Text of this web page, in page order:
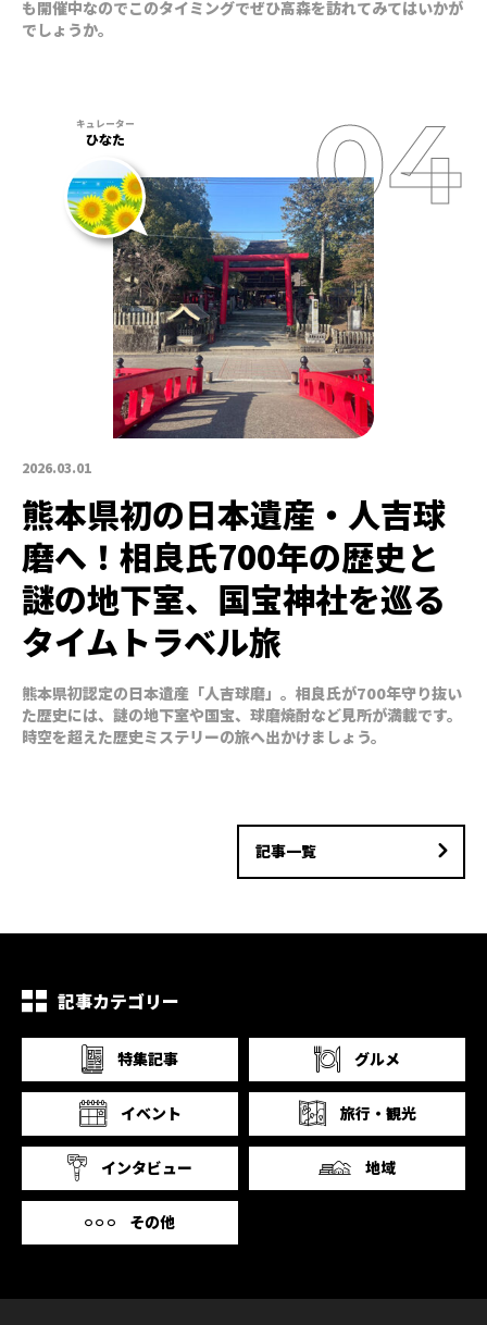
も開催中なのでこのタイミングでぜひ高森を訪れてみてはいかが
でしょうか。
2026.03.01
ひなた
熊本県初の日本遺産・人吉球
磨へ！相良氏700年の歴史と
謎の地下室、国宝神社を巡る
タイムトラベル旅
熊本県初認定の日本遺産「人吉球磨」。相良氏が700年守り抜い
た歴史には、謎の地下室や国宝、球磨焼酎など見所が満載です。
時空を超えた歴史ミステリーの旅へ出かけましょう。
記事一覧
記事カテゴリー
特集記事 グルメ
イベント 旅行・観光
インタビュー 地域
その他